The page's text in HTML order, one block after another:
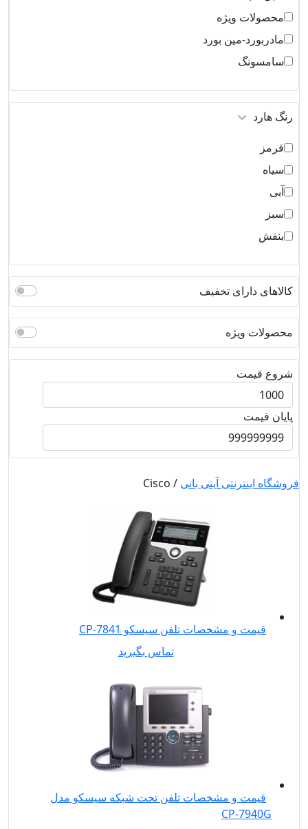
محصولات ویژه
مادربورد-مین بورد
سامسونگ
رنگ هارد
قرمز
سیاه
آبی
سبز
بنفش
کالاهای دارای تخفیف
محصولات ویژه
شروع قیمت
پایان قیمت
فروشگاه اینترنتی آیتی بانی / Cisco
قیمت و مشخصات تلفن سیسکو CP-7841
تماس بگیرید
قیمت و مشخصات تلفن تحت شبکه سیسکو مدل
CP-7940G